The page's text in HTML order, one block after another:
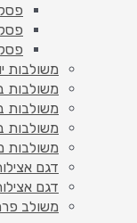
פסקאדו
פסקאדו
פסקאדו
משולבות יום יום –
משולבות בד
משולבות בד
משולבות בד
משולבות מנומר
דגם אצילות – 150₪
דגם אצילות בד
משולב פרחוני – –